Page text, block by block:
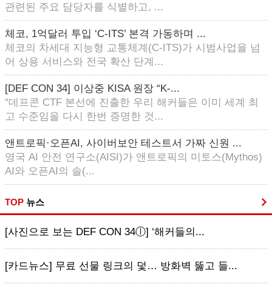
관련된 주요 담당자를 식별하고, ...
체코, 1억달러 투입 ‘C-ITS’ 본격 가동하며 ...
체코의 차세대 지능형 교통체계(C-ITS)가 시범사업을 넘
어 상용 서비스와 전국 확산 단계...
[DEF CON 34] 이상중 KISA 원장 “K-...
“데프콘 CTF 본선에 진출한 우리 해커들은 이미 세계 최
고 수준임을 다시 한번 증명한 것...
앤트로픽·오픈AI, 사이버보안 테스트서 가짜 신원 ...
영국 AI 안전 연구소(AISI)가 앤트로픽의 미토스(Mythos)
AI와 오픈AI의 솔(...
TOP 뉴스
[사진으로 보는 DEF CON 34ⓛ] ‘해커들의...
[카드뉴스] 무료 선물 링크의 덫… 방화벽 뚫고 들...